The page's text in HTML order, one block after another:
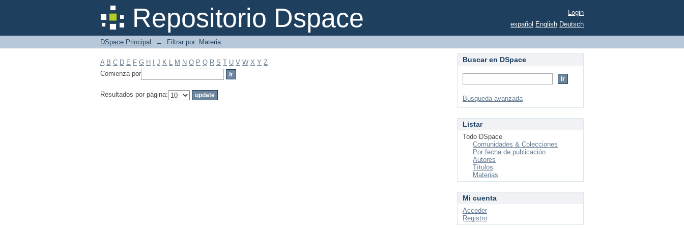
Repositorio Dspace
Filtrar por: Materia
Login
español English Deutsch
DSpace Principal → Filtrar por: Materia
A B C D E F G H J K L M N O P Q R S T U V W X Y Z
Comienza por
Resultados por página:
Buscar en DSpace
Búsqueda avanzada
Listar
Todo DSpace
Comunidades & Colecciones
Por fecha de publicación
Autores
Títulos
Materias
Mi cuenta
Acceder
Registro